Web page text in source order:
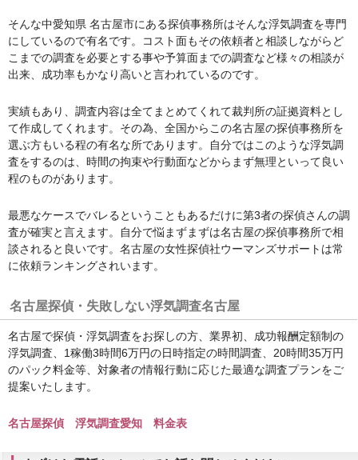
そんな中愛知県 名古屋市にある探偵事務所はそんな浮気調査を専門
にしているので有名です。コスト面もその依頼者と相談しながらど
こまでの調査を必要とする事や予算面までの調査など様々の相談が
出来、成功率もかなり高いと言われているのです。
実績もあり、調査内容は全てまとめてくれて裁判所の証拠資料とし
て作成してくれます。その為、全国からこの名古屋の探偵事務所を
選ぶ方もいる程の有名な所であります。自分ではこのような浮気調
査をするのは、時間の拘束や行動面などからまず無理といって良い
程のものがあります。
最悪なケースでバレるということもあるだけに第3者の探偵さんの調
査が確実と言えます。自分で悩まずまずは名古屋の探偵事務所で相
談されると良いです。名古屋の女性探偵社ウーマンズサポートは常
に依頼ランキングされいます。
名古屋探偵・失敗しない浮気調査名古屋
名古屋で探偵・浮気調査をお探しの方、業界初、成功報酬定額制の
浮気調査、1稼働3時間6万円の日時指定の時間調査、20時間35万円
のパック料金等、対象者の情報行動に応じた最適な調査プランをご
提案いたします。
名古屋探偵 浮気調査愛知 料金表